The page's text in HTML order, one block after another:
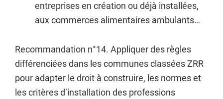
entreprises en création ou déjà installées,
aux commerces alimentaires ambulants…
Recommandation n°14. Appliquer des règles
différenciées dans les communes classées ZRR
pour adapter le droit à construire, les normes et
les critères d’installation des professions